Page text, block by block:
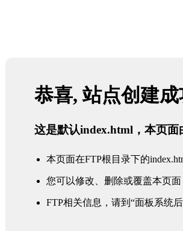
恭喜, 站点创建
这是默认index.html，本页面
本页面在FTP根目录下的
您可以修改、删除或覆盖本页面
FTP相关信息，请到“面板系统